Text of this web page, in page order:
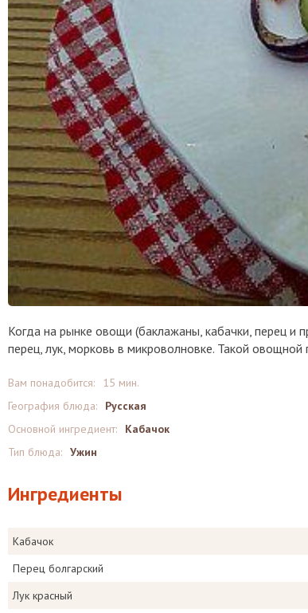
Когда на рынке овощи (баклажаны, кабачки, перец и
перец, лук, морковь в микроволновке. Такой
Вам понадобится:
15 мин.
География блюда:
Русская
Основной ингредиент:
Кабачок
Тип блюда: Ужин
Ингредиенты
Кабачок
Перец болгарский
Лук красный